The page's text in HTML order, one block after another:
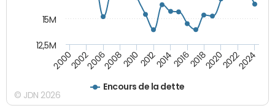
Encours de la dette
200020022006200820102012201420162018202020222024
12,5M
15M
© JDN 2026